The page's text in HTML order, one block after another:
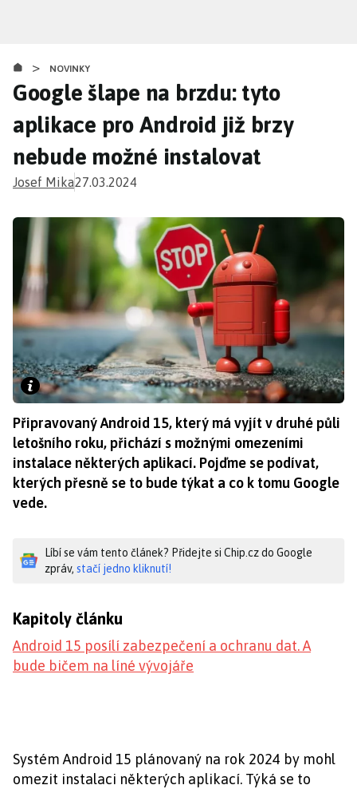
obsahu
> NOVINKY
Google šlape na brzdu: tyto
aplikace pro Android již brzy
nebude možné instalovat
Josef Mika27.03.2024
Připravovaný Android 15, který má vyjít v druhé půli
letošního roku, přichází s možnými omezeními
instalace některých aplikací. Pojďme se podívat,
kterých přesně se to bude týkat a co k tomu Google
vede.
Líbí se vám tento článek? Přidejte si Chip.cz do Google
zpráv, stačí jedno kliknutí!
Kapitoly článku
Android 15 posílí zabezpečení a ochranu dat. A
bude bičem na líné vývojáře
Systém Android 15 plánovaný na rok 2024 by mohl
omezit instalaci některých aplikací. Týká se to